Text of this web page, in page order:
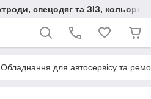
спецодяг та ЗІЗ,
Обладнання для автосервісу та